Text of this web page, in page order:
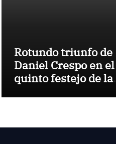
Rotundo triunfo de
Daniel Crespo en el
quinto festejo de la